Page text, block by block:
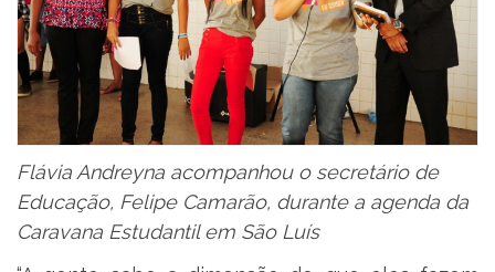
Flávia Andreyna acompanhou o secretário de
Educação, Felipe Camarão, durante a agenda da
Caravana Estudantil em São Luís